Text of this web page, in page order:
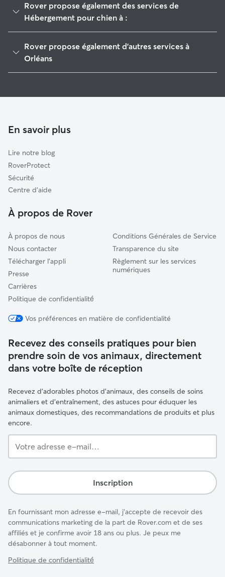
Rover propose également des services de
Hébergement pour chien à :
Olivet
Fleury-les-Aubrais
La Ferté-Saint-Aubin
Châteauneuf-sur-Loire
Épieds-en-Beauce
Patay
Rover propose également d'autres services à
Orléans
Promeneur de Chien à Orléans
En savoir plus
Lire notre blog
RoverProtect
Sécurité
Centre d'aide
À propos de Rover
À propos de nous
Nous contacter
Télécharger l'appli
Presse
Carrières
Politique de confidentialité́
Conditions Générales de Service
Transparence du site
Règlement sur les services
numériques
Vos préférences en matière de confidentialité
Recevez des conseils pratiques pour bien
prendre soin de vos animaux, directement
dans votre boîte de réception
Recevez d'adorables photos d'animaux, des conseils de soins
animaliers et d'entraînement, des astuces pour éduquer les
animaux domestiques, des recommandations de produits et plus
encore.
adresse
mail…
Inscription
En fournissant mon adresse e-mail, j'accepte de recevoir des
communications marketing de la part de Rover.com et de ses
affiliés et je confirme avoir 18 ans ou plus. Je peux me
désabonner à tout moment.
Politique de confidentialité́